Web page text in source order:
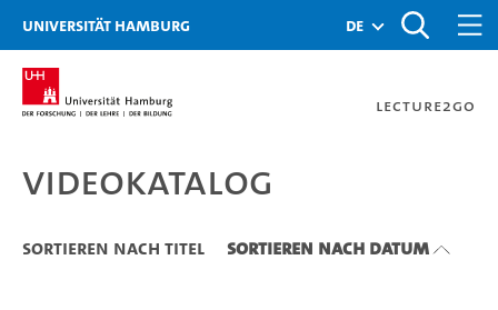
Zu den Filtern
Zur Metanavigation
Zur Hauptnavigation
Zur Suche
Zum Inhalt
Zum Seitenfuss
Universität Hamburg de
Lecture2Go
Videokatalog
Videokatalog
Sortieren nach Titel Sortieren nach Datum